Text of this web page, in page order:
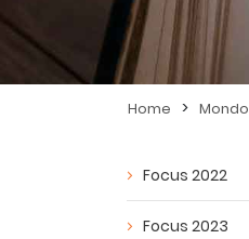
Home > Mondo
Focus 2022
Focus 2023